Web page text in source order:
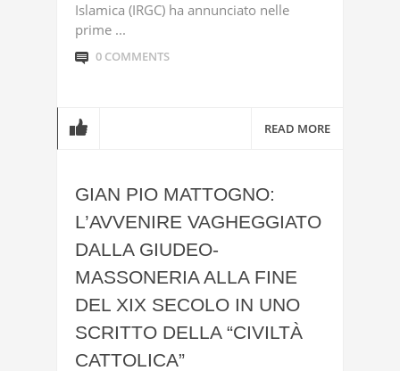
Islamica (IRGC) ha annunciato nelle
prime ...
0 COMMENTS
READ MORE
GIAN PIO MATTOGNO:
L’AVVENIRE VAGHEGGIATO
DALLA GIUDEO-
MASSONERIA ALLA FINE
DEL XIX SECOLO IN UNO
SCRITTO DELLA “CIVILTÀ
CATTOLICA”